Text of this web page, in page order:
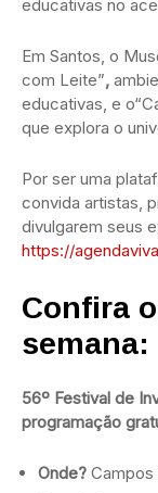
educativas no
Em Santos, o
com Leite”,
educativas, e
que explora o
Por ser uma
convida artistas,
divulgarem seus
https://
Confira
semana:
56º Festival de
programação
Onde? Campos